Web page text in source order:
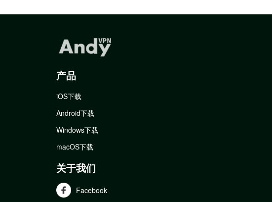
产品
iOS下载
Android下载
Windows下载
macOS下载
关于我们
Facebook